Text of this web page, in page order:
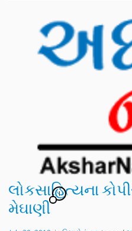
લોકસાહિત્યના
મેઘાણી
1